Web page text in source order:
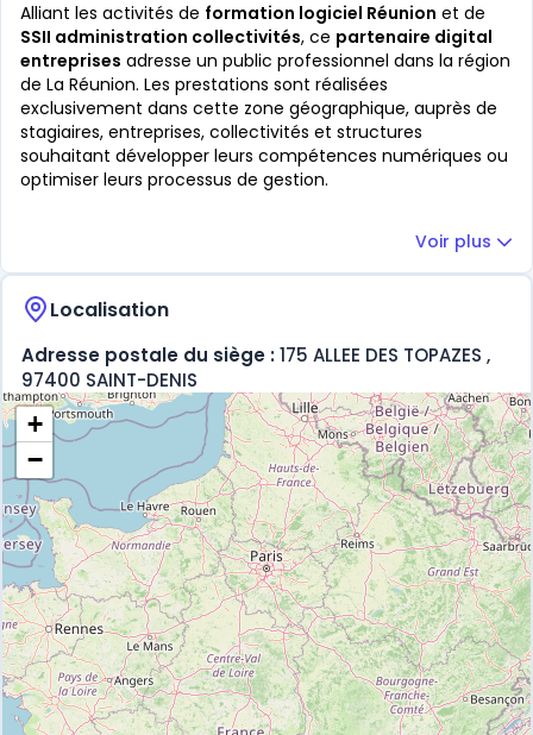
Alliant les activités de formation logiciel Réunion et de
SSII administration collectivités, ce partenaire digital
entreprises adresse un public professionnel dans la région
de La Réunion. Les prestations sont réalisées
exclusivement dans cette zone géographique, auprès de
stagiaires, entreprises, collectivités et structures
souhaitant développer leurs compétences numériques ou
optimiser leurs processus de gestion.
Voir plus
Localisation
Adresse postale du siège :175 ALLEE DES TOPAZES ,
97400 SAINT-DENIS
+
−